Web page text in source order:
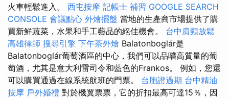
火車輕鬆進入。 西屯按摩 記帳士 補習 GOOGLE SEARCH
CONSOLE 會議點心 外燴擺盤 當地的生產商市場提供了購
買新鮮蔬菜，水果和手工藝品的絕佳機會。 台中肩頸放鬆
高雄律師 搜尋引擎 下午茶外燴 Balatonboglár是
Balatonboglár葡萄酒區的中心，我們可以品嚐高質量的葡
萄酒，尤其是意大利雷司令和藍色的Frankos。 例如，您還
可以購買通過在線系統航班的門票。 台胞證過期 台中精油
按摩 戶外婚禮 對於機翼票票，它的折扣最高可達15％，因